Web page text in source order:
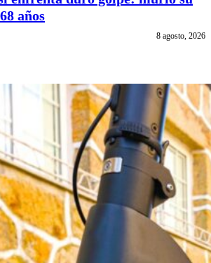
años
8 agosto, 2026